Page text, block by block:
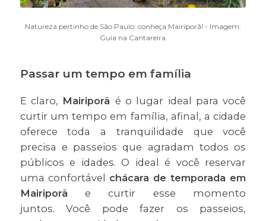
Natureza pertinho de São Paulo: conheça Mairiporã! - Imagem:
Guia na Cantareira
Passar um tempo em família
E claro, Mairiporã é o lugar ideal para você
curtir um tempo em família, afinal, a cidade
oferece toda a tranquilidade que você
precisa e passeios que agradam todos os
públicos e idades. O ideal é você reservar
uma confortável chácara de temporada em
Mairiporã e curtir esse momento
juntos. Você pode fazer os passeios,